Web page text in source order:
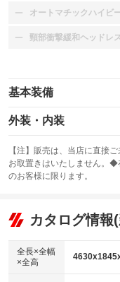
オートマチックハイビ
：装備なし
頸部衝撃緩和ヘッドレ
：装備なし
基本装備
エアバッグ：運転席/助
：装備あり
：装備なし
サンルーフ
：装備なし
リフトアップ
：装備なし
：装備なし
パワーウィンドウ
外装・内装
カーナビ：メモリーナ
：装備あり
TV：フルセグ
：装備あり
ビジュアル：-／DVD再
：装備あり
：装備あり
革シート
【注】販売は、当店に直接
お取置きはいたしません。
のお客様に限ります。
カタログ情報
全長×全幅
×全高